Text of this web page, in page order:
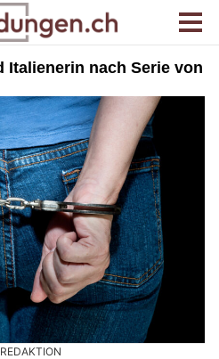
Italienerin nach Serie von